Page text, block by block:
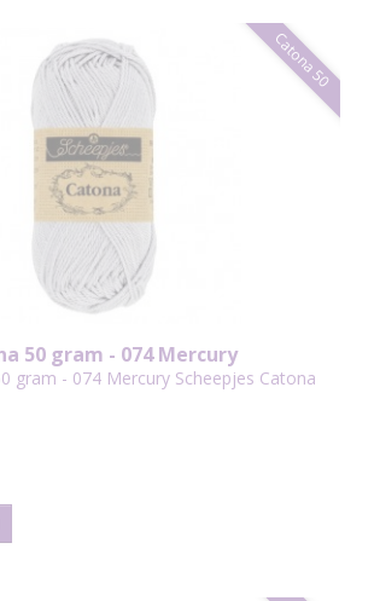
Catona 50
50 gram - 074 Mercury
gram - 074 Mercury Scheepjes Catona